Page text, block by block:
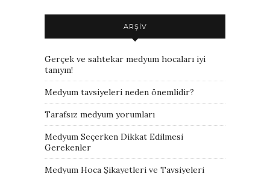
ARŞIV
Gerçek ve sahtekar medyum hocaları iyi
tanıyın!
Medyum tavsiyeleri neden önemlidir?
Tarafsız medyum yorumları
Medyum Seçerken Dikkat Edilmesi
Gerekenler
Medyum Hoca Şikayetleri ve Tavsiyeleri